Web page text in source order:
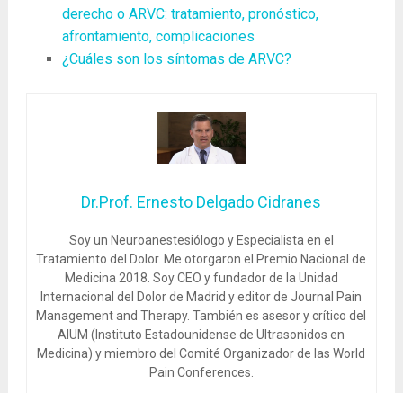
derecho o ARVC: tratamiento, pronóstico,
afrontamiento, complicaciones
¿Cuáles son los síntomas de ARVC?
Dr.Prof. Ernesto Delgado Cidranes
Soy un Neuroanestesiólogo y Especialista en el
Tratamiento del Dolor. Me otorgaron el Premio Nacional de
Medicina 2018. Soy CEO y fundador de la Unidad
Internacional del Dolor de Madrid y editor de Journal Pain
Management and Therapy. También es asesor y crítico del
AIUM (Instituto Estadounidense de Ultrasonidos en
Medicina) y miembro del Comité Organizador de las World
Pain Conferences.